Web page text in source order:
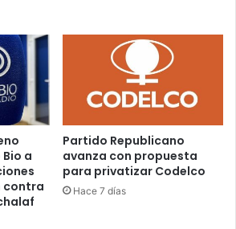
a
contra
Partido Republicano
avanza con propuesta
para privatizar Codelco
Hace 7 días